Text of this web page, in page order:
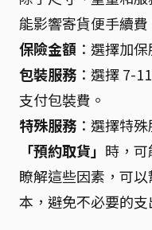
能影響寄貨便手續費
保險金額 ：選擇加
包裝服務 ：選擇 7-
支付包裝費。
特殊服務 ：選擇特
「預約取貨」 時，可
瞭解這些因素，可
本，避免不必要的支